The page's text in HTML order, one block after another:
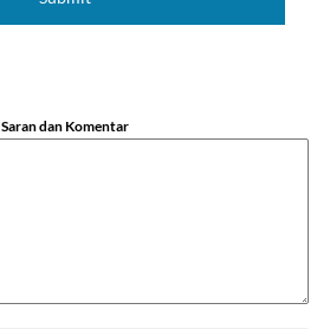
Saran dan Komentar